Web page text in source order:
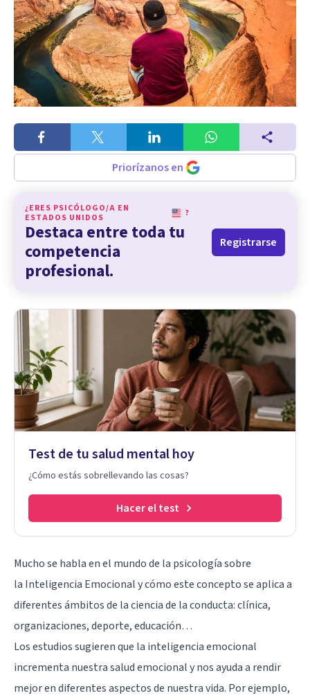
Priorízanos en
¿ERES PSICÓLOGO/A EN
ESTADOS UNIDOS
?
Destaca entre toda tu
competencia
profesional.
Registrarse
Test de tu salud mental hoy
¿Cómo estás sobrellevando las cosas?
Hacer el test
Mucho se habla en el mundo de la psicología sobre
la Inteligencia Emocionaly cómo este concepto se aplica a
diferentes ámbitos de la ciencia de la conducta: clínica,
organizaciones, deporte, educación…
Los estudios sugieren que la inteligencia emocional
incrementa nuestra salud emocional y nos ayuda a rendir
mejor en diferentes aspectos de nuestra vida. Por ejemplo,